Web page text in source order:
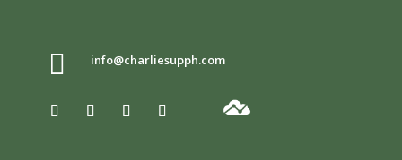
 info@charliesupph.com